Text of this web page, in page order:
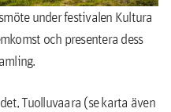
under festivalen Kultura
och presentera dess
Tuolluvaara (se karta även